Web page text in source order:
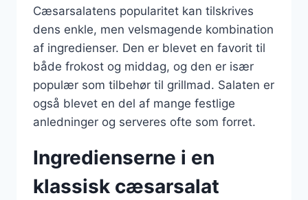
Cæsarsalatens popularitet kan tilskrives
dens enkle, men velsmagende kombination
af ingredienser. Den er blevet en favorit til
både frokost og middag, og den er især
populær som tilbehør til grillmad. Salaten er
også blevet en del af mange festlige
anledninger og serveres ofte som forret.
Ingredienserne i en
klassisk cæsarsalat